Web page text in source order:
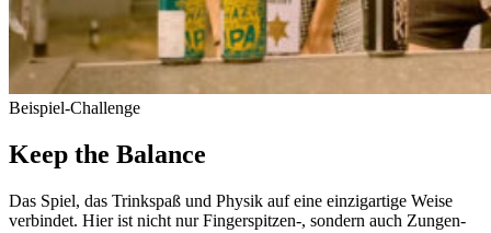
Bei­spiel-Challenge
Keep the Balance
Das Spiel, das Trinkspaß und Physik auf eine ein­zig­artige Weise
ver­bindet. Hier ist nicht nur Fingerspitzen‑, sondern auch Zun­gen­